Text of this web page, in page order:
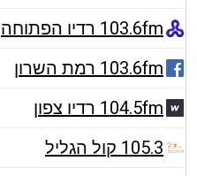
103.6fm רדיו הפתוחה
103.6fm רמת השרון
104.5fm רדיו צפון
105.3 קול הגליל